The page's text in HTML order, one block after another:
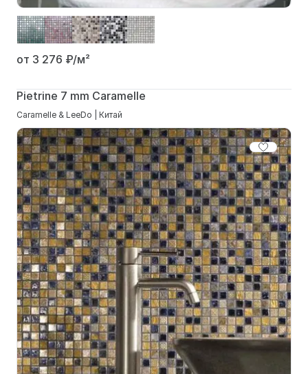
от 3 276 ₽/м²
Pietrine 7 mm Caramelle
Caramelle & LeeDo | Китай